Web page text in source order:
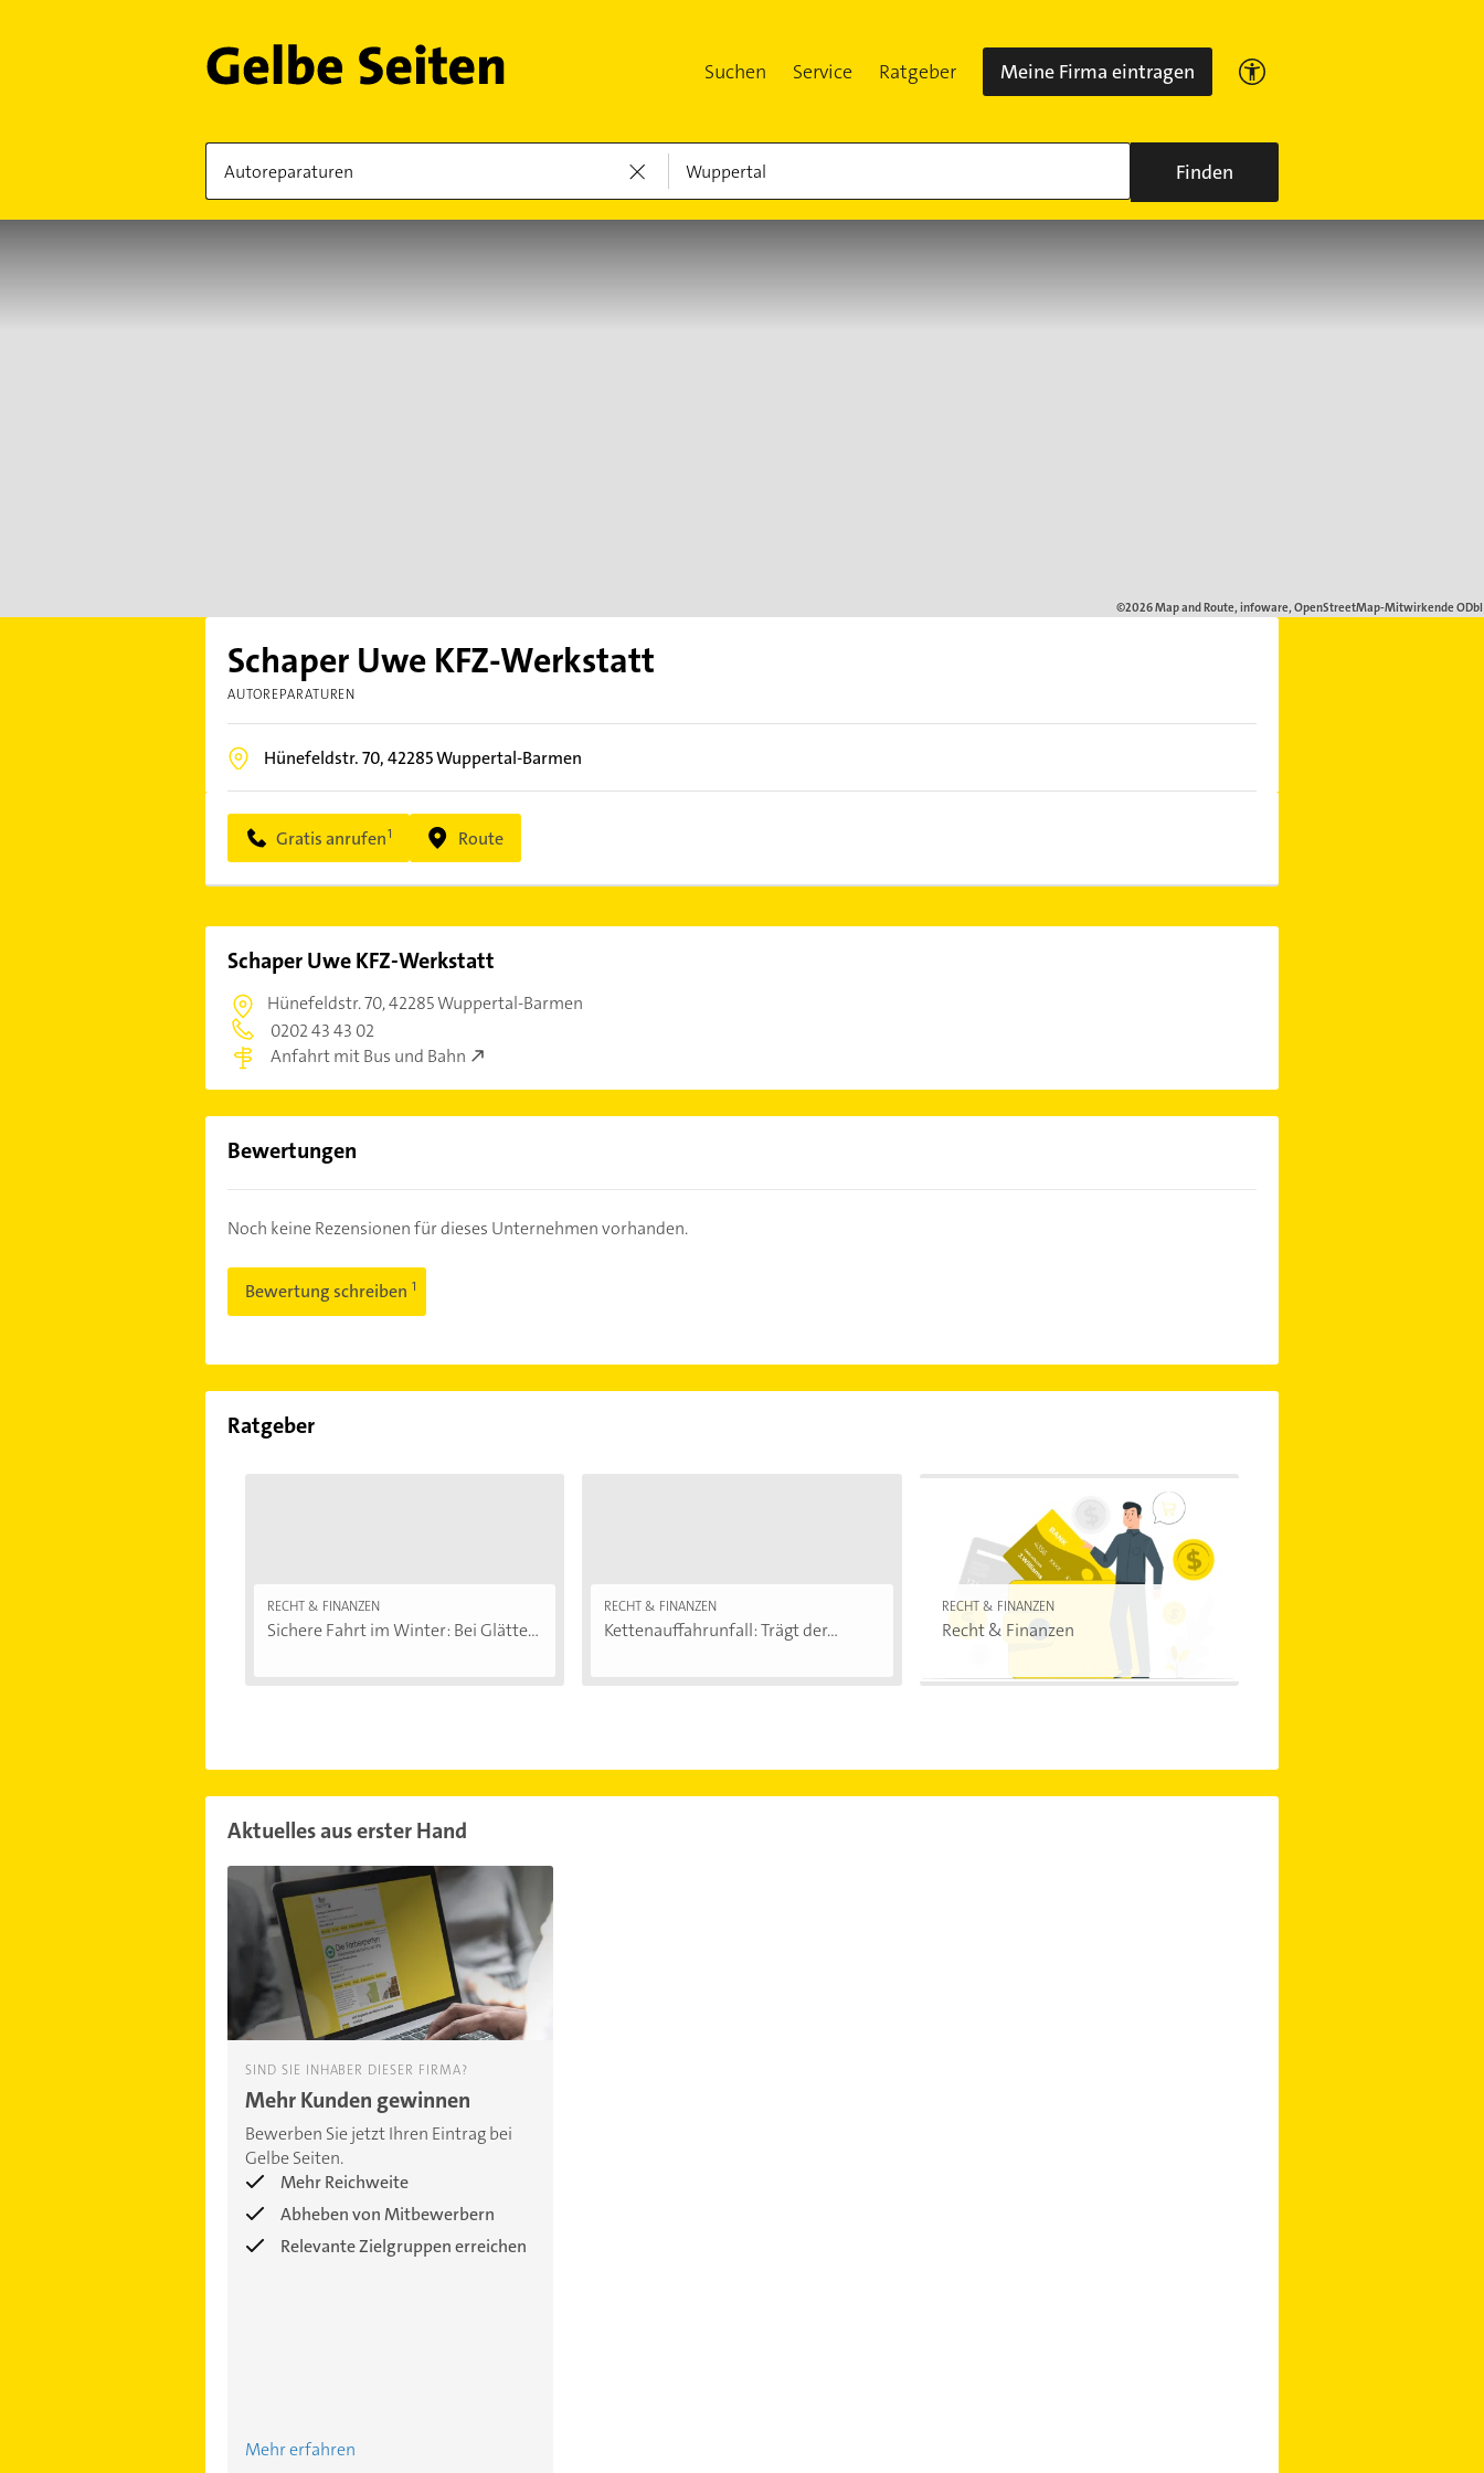
Suchen Service Ratgeber Meine Firma eintragen
Finden
Schaper Uwe KFZ-Werkstatt
AUTOREPARATUREN
Hünefeldstr. 70,42285Wuppertal-Barmen
Gratis anrufen Route
Schaper Uwe KFZ-Werkstatt
Hünefeldstr. 70,42285 Wuppertal-Barmen
0202 43 43 02
Anfahrt mit Bus und Bahn
Bewertungen
Noch keine Rezensionen für dieses Unternehmen vorhanden.
Bewertung schreiben
Ratgeber
RECHT & FINANZEN
Sichere Fahrt im Winter: Bei Glätte...
RECHT & FINANZEN
Kettenauffahrunfall: Trägt der...
RECHT & FINANZEN
Recht & Finanzen
Aktuelles aus erster Hand
SIND SIE INHABER DIESER FIRMA?
Mehr Kunden gewinnen
Bewerben Sie jetzt Ihren Eintrag bei
Gelbe Seiten.
Mehr Reichweite
Abheben von Mitbewerbern
Relevante Zielgruppen erreichen
Mehr erfahren